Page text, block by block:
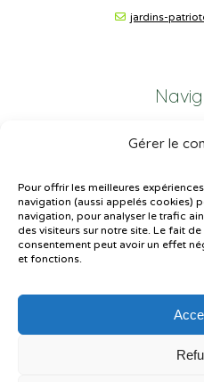
Gérer le
Pour offrir les meilleures
navigation (aussi appelés cookies)
navigation, pour analyser le trafic
des visiteurs sur notre site. Le fait
consentement peut avoir un effet
et fonctions.
jardins-
Plan
Plainte –
Politique de